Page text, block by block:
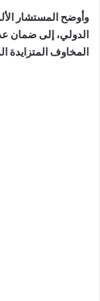
وأوضح المستشار
الدولي، إلى ضمان
المخاوف المتزايدة